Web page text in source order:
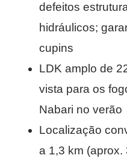
defeitos
hidráulicos;
cupins
LDK amplo de
vista para os
Nabari no verão
Localização
a 1,3 km (aprox.